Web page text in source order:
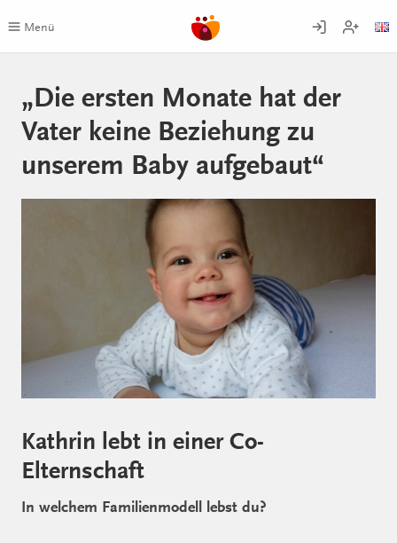
InhaltMenü
„Die ersten Monate hat der
Vater keine Beziehung zu
unserem Baby aufgebaut“
Kathrin lebt in einer Co-
Elternschaft
In welchem Familienmodell lebst du?